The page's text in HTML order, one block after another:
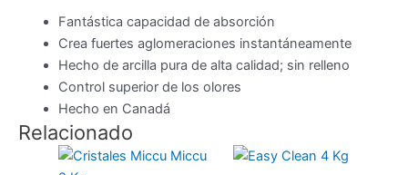
Fantástica capacidad de absorción
Crea fuertes aglomeraciones instantáneamente
Hecho de arcilla pura de alta calidad; sin relleno
Control superior de los olores
Hecho en Canadá
Relacionado